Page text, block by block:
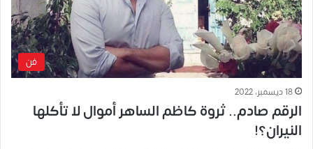
فن
18 ديسمبر، 2022
الرقم صادم.. ثروة كاظم الساهر أموال لا تأكلها
النيران؟!